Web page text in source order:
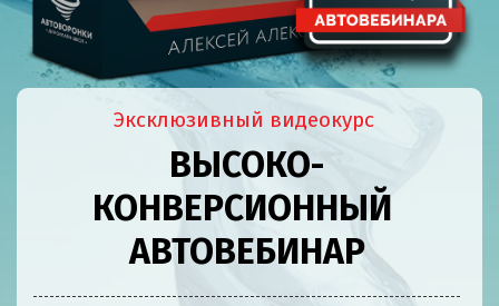
Эксклюзивный видеокурс
ВЫСОКО-
КОНВЕРСИОННЫЙ
АВТОВЕБИНАР